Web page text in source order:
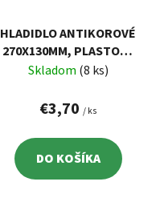
HLADIDLO ANTIKOROVÉ
270X130MM, PLASTOVÁ
RUKOVÄŤ, ZUBY 4X4MM
Skladom (8 ks)
€3,70 / ks
DO KOŠÍKA